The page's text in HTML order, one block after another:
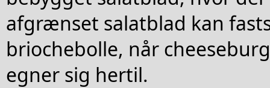
afgrænset salatblad kan
briochebolle, når
egner sig hertil.